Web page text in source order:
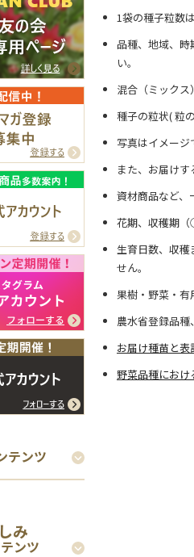
テンツ
み
ンツ
1袋の種子粒数
品種、地域、
い。
混合（ミックス
種子の粒状( 粒
写真はイメージ
また、お届け
資材商品など、
花期、収穫期
生育日数、収穫
せん。
果樹・野菜・有
農水省登録品種
お届け種苗と表
野菜品種にお